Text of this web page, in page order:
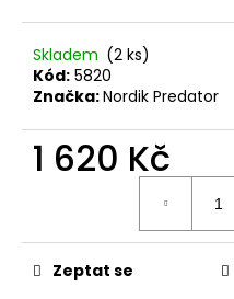
Skladem (2 ks)
Kód: 5820
Značka:Nordik Predator
1 620 Kč
Zeptat se
o